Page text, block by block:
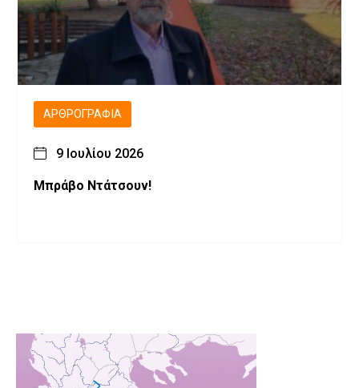
ΑΡΘΡΟΓΡΑΦΊΑ
9 Ιουλίου 2026
Μπράβο Ντάτσουν!